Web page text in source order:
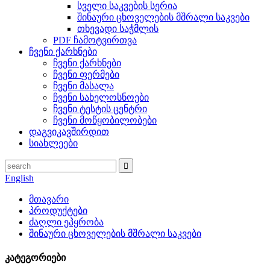
სველი საკვების სერია
შინაური ცხოველების მშრალი საკვები
თხევადი საჭმლის
PDF ჩამოტვირთვა
ჩვენი ქარხნები
ჩვენი ქარხნები
ჩვენი ფერმები
ჩვენი მასალა
ჩვენი სახელოსნოები
ჩვენი ტესტის ცენტრი
ჩვენი მოწყობილობები
დაგვიკავშირდით
სიახლეები
English
მთავარი
პროდუქტები
ძაღლი ეპყრობა
შინაური ცხოველების მშრალი საკვები
კატეგორიები